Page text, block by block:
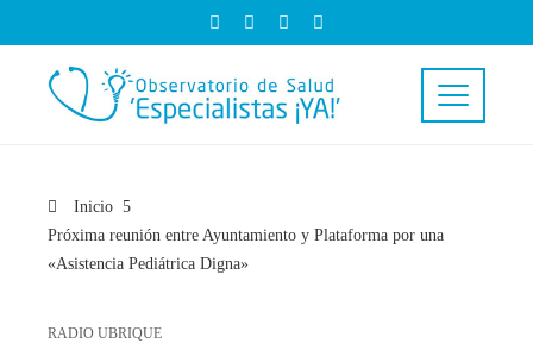
Inicio
Próxima reunión entre Ayuntamiento y Plataforma por una
«Asistencia Pediátrica Digna»
RADIO UBRIQUE